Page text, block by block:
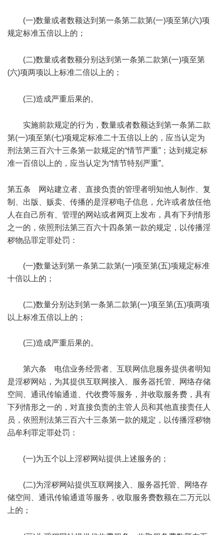
(一)数量或者数额达到第一条第二款第(一)项至第(六)项
规定标准五倍以上的；
(二)数量或者数额分别达到第一条第二款第(一)项至第
(六)项两项以上标准二倍以上的；
(三)造成严重后果的。
实施前款规定的行为，数量或者数额达到第一条第二款
第(一)项至第(七)项规定标准二十五倍以上的，应当认定为
刑法第三百六十三条第一款规定的“情节严重”；达到规定标
准一百倍以上的，应当认定为“情节特别严重”。
第五条 网站建立者、直接负责的管理者明知他人制作、复
制、出版、贩卖、传播的是淫秽电子信息，允许或者放任他
人在自己所有、管理的网站或者网页上发布，具有下列情形
之一的，依照刑法第三百六十四条第一款的规定，以传播淫
秽物品罪定罪处罚：
(一)数量达到第一条第二款第(一)项至第(五)项规定标准
十倍以上的；
(二)数量分别达到第一条第二款第(一)项至第(五)项两项
以上标准五倍以上的；
(三)造成严重后果的。
第六条 电信业务经营者、互联网信息服务提供者明知
是淫秽网站，为其提供互联网接入、服务器托管、网络存储
空间、通讯传输通道、代收费等服务，并收取服务费，具有
下列情形之一的，对直接负责的主管人员和其他直接责任人
员，依照刑法第三百六十三条第一款的规定，以传播淫秽物
品牟利罪定罪处罚：
(一)为五个以上淫秽网站提供上述服务的；
(二)为淫秽网站提供互联网接入、服务器托管、网络存
储空间、通讯传输通道等服务，收取服务费数额在二万元以
上的；